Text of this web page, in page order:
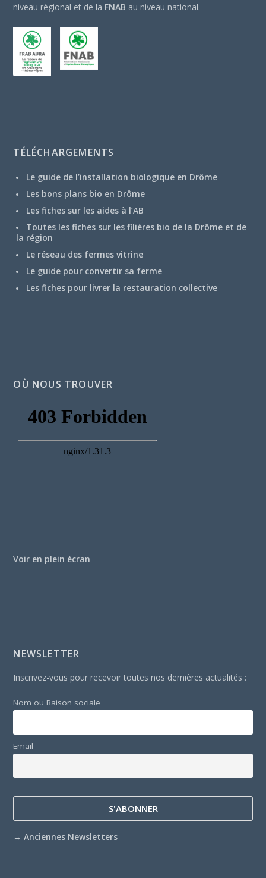
niveau régional et de la FNAB au niveau national.
TÉLÉCHARGEMENTS
Le guide de l’installation biologique en Drôme
Les bons plans bio en Drôme
Les fiches sur les aides à l’AB
Toutes les fiches sur les filières bio de la Drôme et de
la région
Le réseau des fermes vitrine
Le guide pour convertir sa ferme
Les fiches pour livrer la restauration collective
OÙ NOUS TROUVER
Voir en plein écran
NEWSLETTER
Inscrivez-vous pour recevoir toutes nos dernières actualités :
Nom ou Raison sociale
Email
→Anciennes Newsletters